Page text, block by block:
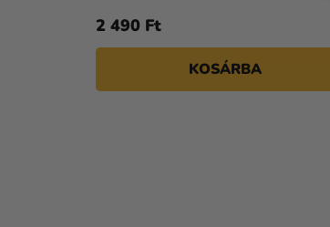
2 490 Ft
KOSÁRBA